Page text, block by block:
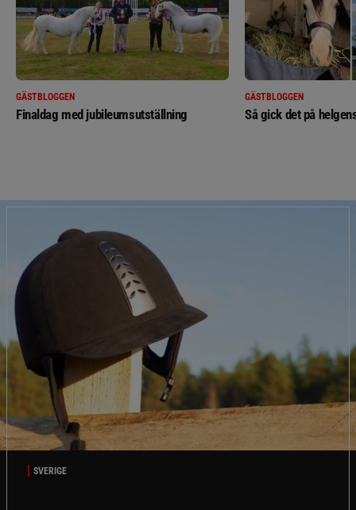
GÄSTBLOGGEN
Finaldag med jubileumsutställning
GÄSTBLOGGEN
Så gick det på
SVERIGE